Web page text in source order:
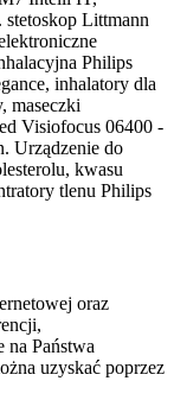
Littmann
Philips
inhalatory dla
maseczki
Visiofocus 06400 -
Urządzenie do
kwasu
tlenu Philips
oraz
Państwa
uzyskać poprzez